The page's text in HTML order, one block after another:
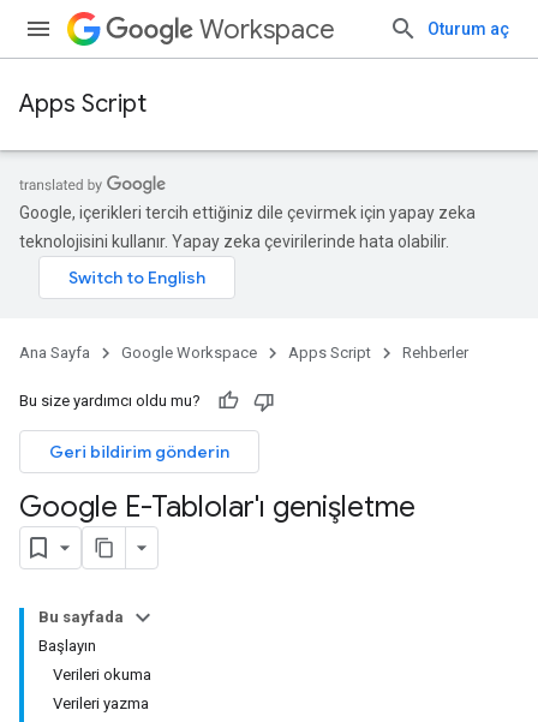
Workspace Oturum aç
Apps Script
Google, içerikleri tercih ettiğiniz dile çevirmek için yapay zeka
teknolojisini kullanır. Yapay zeka çevirilerinde hata olabilir.
Ana Sayfa Google Workspace Apps Script Rehberler
Bu size yardımcı oldu mu?
Geri bildirim gönderin
Google E-Tablolar'ı genişletme
Bu sayfada
Başlayın
Verileri okuma
Verileri yazma